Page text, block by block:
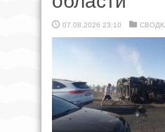
07.08.2026 23:10